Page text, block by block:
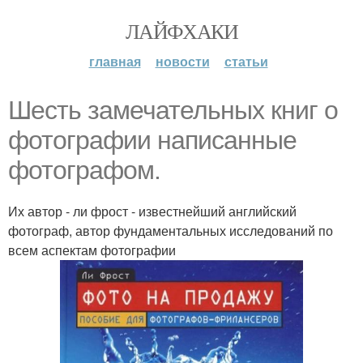
ЛАЙФХАКИ
главная новости статьи
Шесть замечательных книг о
фотографии написанные
фотографом.
Их автор - ли фрост - известнейший английский
фотограф, автор фундаментальных исследований по
всем аспектам фотографии